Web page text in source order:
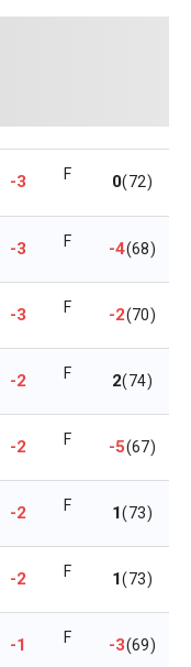
-3 F 0(72)
-3 F -4(68)
-3 F -2(70)
-2 F 2(74)
-2 F -5(67)
-2 F 1(73)
-2 F 1(73)
-1 F -3(69)